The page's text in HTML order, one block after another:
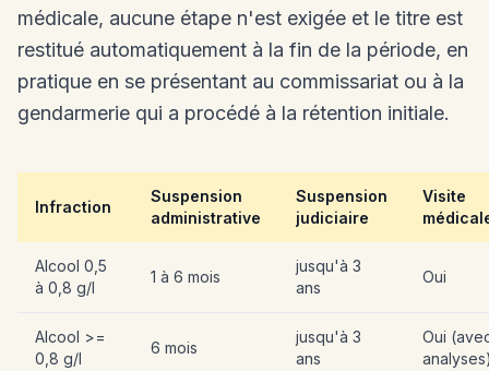
médicale, aucune étape n'est exigée et le titre est
restitué automatiquement à la fin de la période, en
pratique en se présentant au commissariat ou à la
gendarmerie qui a procédé à la rétention initiale.
Infraction
Suspension
administrative
Suspension
judiciaire
Visite
Alcool 0,5
à 0,8 g/l
1 à 6 mois
jusqu'à 3
ans
Oui
Alcool >=
0,8 g/l
6 mois
jusqu'à 3
ans
Oui